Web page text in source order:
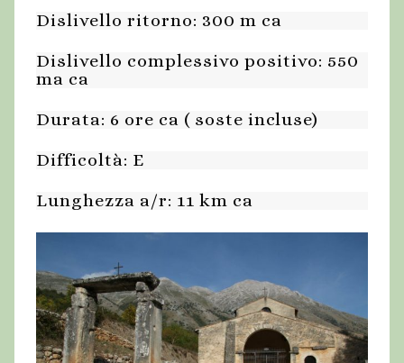
Dislivello ritorno: 300 m ca
Dislivello complessivo positivo: 550
ma ca
Durata: 6 ore ca ( soste incluse)
Difficoltà: E
Lunghezza a/r: 11 km ca